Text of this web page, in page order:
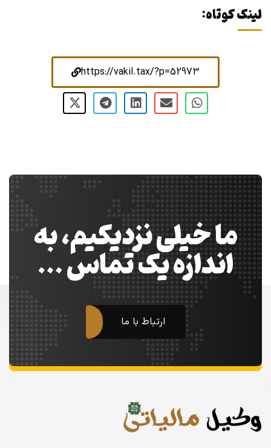
لینک کوتاه:
https://vakil.tax/?p=52973
ما خیلی نزدیکیم، به
اندازه یک تماس …
ارتباط با ما